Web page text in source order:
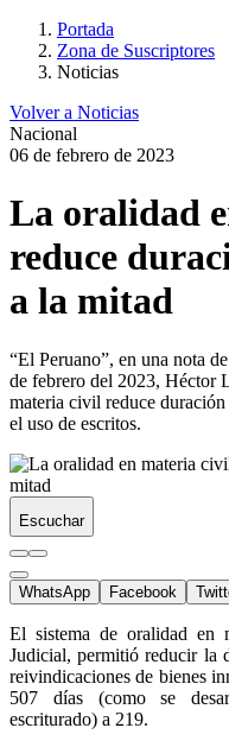
Portada
Zona de Suscriptores
Noticias
Volver a Noticias
Nacional
06 de febrero de 2023
La oralidad
reduce
a la mitad
“El Peruano”, en una nota
de febrero del 2023, Héctor
materia civil reduce
el uso de escritos.
Escuchar
WhatsApp Facebook
El sistema de oralidad en
Judicial, permitió reducir la
reivindicaciones de bienes
507 días (como se
escriturado) a 219.